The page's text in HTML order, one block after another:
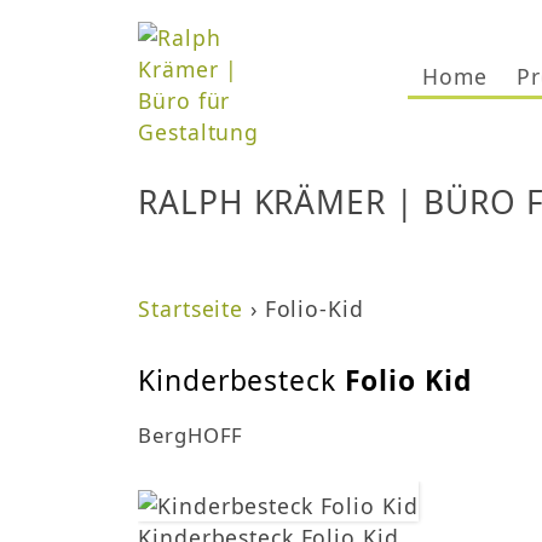
Home
RALPH KRÄMER | BÜRO
i
e
s
Startseite › Folio-Kid
Kinderbesteck Folio Kid
BergHOFF